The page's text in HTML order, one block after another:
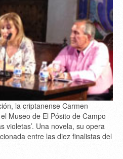
la criptanense Carmen
Museo de El Pósito de Campo
violetas’. Una novela, su opera
entre las diez finalistas del